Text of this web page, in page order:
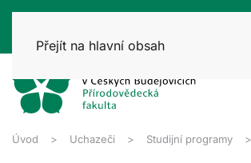
Přejít na hlavní obsah
Úvod Uchazeči Studijní programy